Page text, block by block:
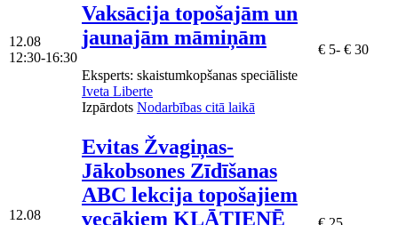
12.08
12:30-16:30
Vaksācija topošajām un
jaunajām māmiņām
Eksperts: skaistumkopšanas speciāliste
Iveta Liberte
Izpārdots Nodarbības citā laikā
€ 5- € 30
12.08
Evitas Žvagiņas-
Jākobsones Zīdīšanas
ABC lekcija topošajiem
vecākiem KLĀTIENĒ